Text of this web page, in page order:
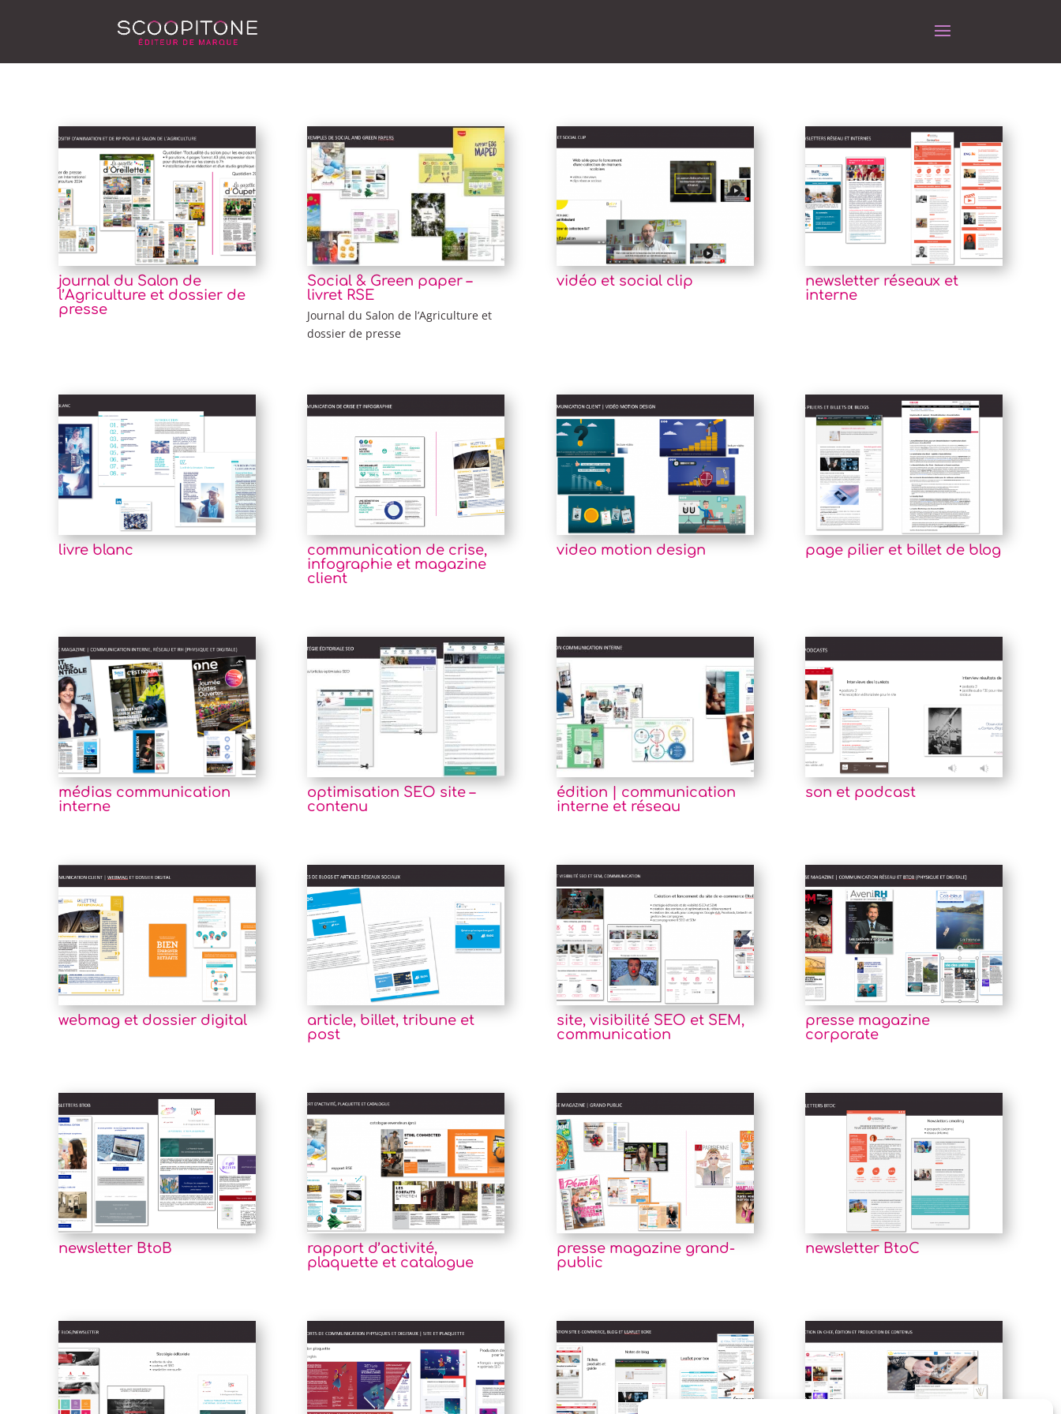
journal du Salon de
l’Agriculture et dossier de
presse
Social & Green paper –
livret RSE
Journal du Salon de l’Agriculture et
dossier de presse
vidéo et social clip
newsletter réseaux et
interne
livre blanc
communication de crise,
infographie et magazine
client
video motion design page pilier et billet de blog
médias communication
interne
optimisation SEO site –
contenu
édition | communication
interne et réseau
son et podcast
webmag et dossier digital
article, billet, tribune et
post
site, visibilité SEO et SEM,
communication
presse magazine
corporate
newsletter BtoB
rapport d’activité,
plaquette et catalogue
presse magazine grand-
public
newsletter BtoC